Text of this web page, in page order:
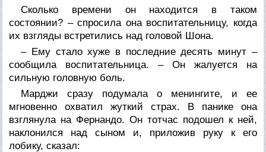
Сколько времени он находится в таком
состоянии? – спросила она воспитательницу, когда
их взгляды встретились над головой Шона.
– Ему стало хуже в последние десять минут –
сообщила воспитательница. – Он жалуется на
сильную головную боль.
Марджи сразу подумала о менингите, и ее
мгновенно охватил жуткий страх. В панике она
взглянула на Фернандо. Он тотчас подошел к ней,
наклонился над сыном и, приложив руку к его
лобику, сказал: